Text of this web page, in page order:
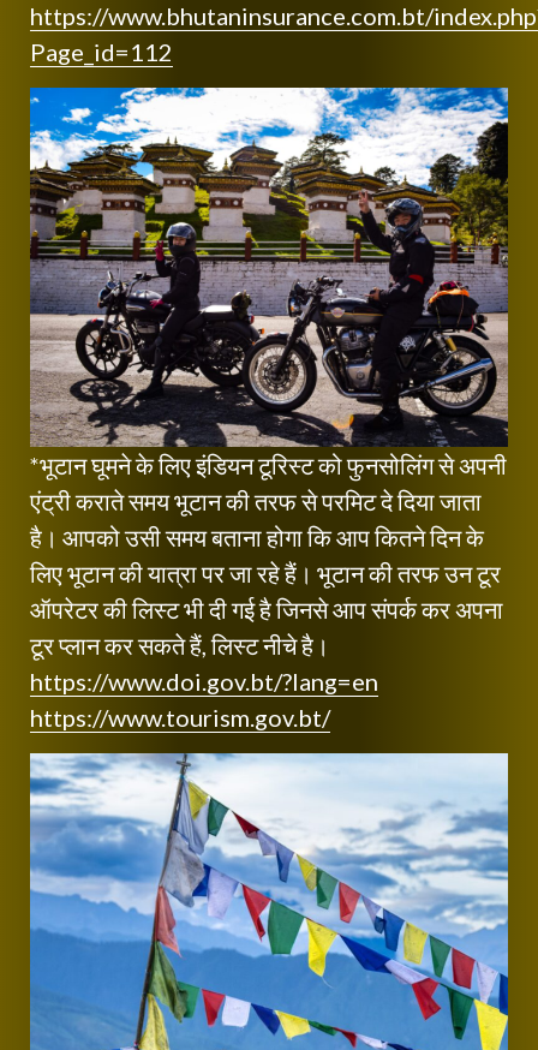
https://www.bhutaninsurance.com.bt/
Page_id=112
*भूटान घूमने के लिए इंडियन टूरिस्ट को फुनसोलिंग से अपनी
एंट्री कराते समय भूटान की तरफ से परमिट दे दिया जाता
है। आपको उसी समय बताना होगा कि आप कितने दिन के
लिए भूटान की यात्रा पर जा रहे हैं। भूटान की तरफ उन टूर
ऑपरेटर की लिस्ट भी दी गई है जिनसे आप संपर्क कर अपना
टूर प्लान कर सकते हैं, लिस्ट नीचे है।
https://www.doi.gov.bt/?lang=en
https://www.tourism.gov.bt/